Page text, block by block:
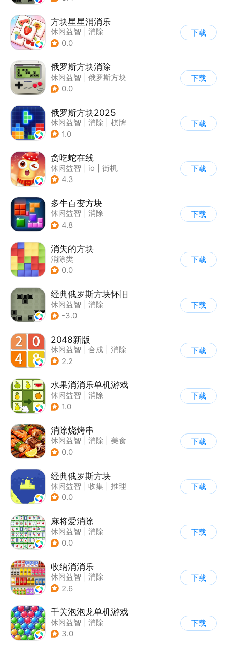
方块星星消消乐
休闲益智
消除
0.0
下载
俄罗斯方块消除
休闲益智
俄罗斯方块
| 消除
0.0
下载
俄罗斯方块2025
休闲益智 消除
棋牌
| 俄罗斯方块
1.0
下载
贪吃蛇在线
休闲益智 io
街机
| 贪吃蛇
4.3
下载
多牛百变方块
休闲益智
消除
| 多比特
4.8
下载
消失的方块
消除类
0.0
下载
经典俄罗斯方块怀旧
休闲益智
消除
| 俄罗斯方块
-3.0
下载
2048新版
休闲益智 合成
消除
| 2048
2.2
下载
水果消消乐单机游戏
休闲益智
消除
1.0
下载
消除烧烤串
休闲益智 消除
美食
| 清新
0.0
下载
经典俄罗斯方块
休闲益智 收集
推理
| 古风
0.0
下载
麻将爱消除
休闲益智
消除
0.0
下载
收纳消消乐
休闲益智
消除
2.6
下载
千关泡泡龙单机游戏
休闲益智
消除
| 泡泡龙
3.0
下载